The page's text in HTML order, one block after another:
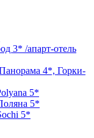
3* /апарт-отель
4*, Горки-
5*
5*
5*